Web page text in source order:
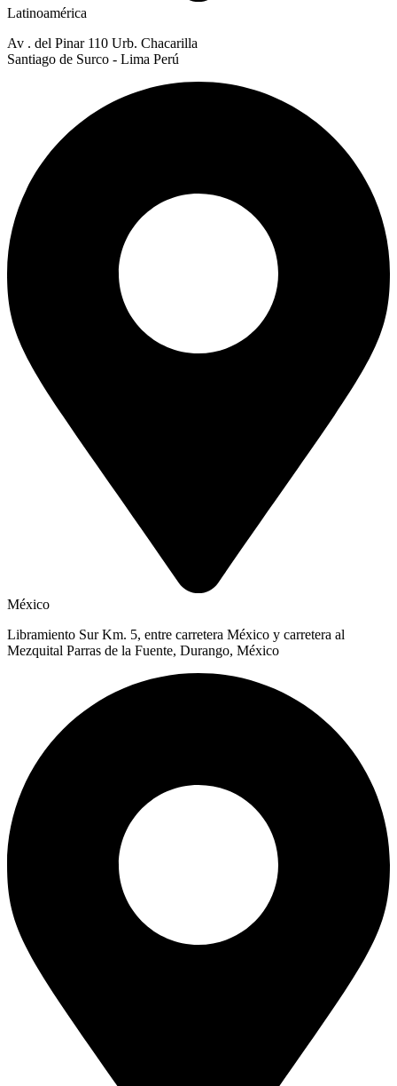
Latinoamérica
Av . del Pinar 110 Urb. Chacarilla
Santiago de Surco - Lima Perú
México
Libramiento Sur Km. 5, entre carretera México y carretera al
Mezquital Parras de la Fuente, Durango, México